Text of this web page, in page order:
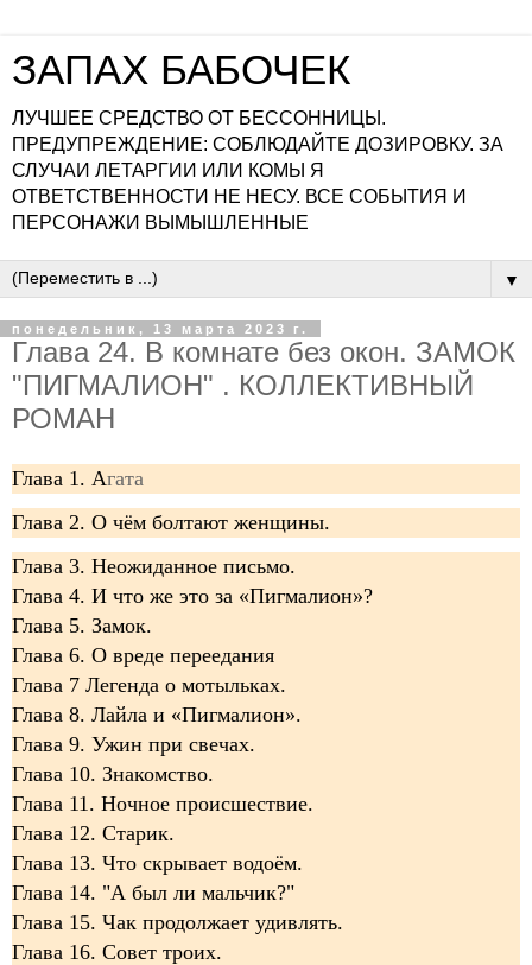
ЗАПАХ БАБОЧЕК
ЛУЧШЕЕ СРЕДСТВО ОТ БЕССОННИЦЫ.
ПРЕДУПРЕЖДЕНИЕ: СОБЛЮДАЙТЕ ДОЗИРОВКУ. ЗА
СЛУЧАИ ЛЕТАРГИИ ИЛИ КОМЫ Я
ОТВЕТСТВЕННОСТИ НЕ НЕСУ. ВСЕ СОБЫТИЯ И
ПЕРСОНАЖИ ВЫМЫШЛЕННЫЕ
▼
понедельник, 13 марта 2023 г.
Глава 24. В комнате без окон. ЗАМОК
"ПИГМАЛИОН" . КОЛЛЕКТИВНЫЙ
РОМАН
Глава 1. Агата
Глава 2. О чём болтают женщины.
Глава 3. Неожиданное письмо.
Глава 4. И что же это за «Пигмалион»?
Глава 5. Замок.
Глава 6. О вреде переедания
Глава 7 Легенда о мотыльках.
Глава 8. Лайла и «Пигмалион».
Глава 9. Ужин при свечах.
Глава 10. Знакомство.
Глава 11. Ночное происшествие.
Глава 12. Старик.
Глава 13. Что скрывает водоём.
Глава 14. "А был ли мальчик?"
Глава 15. Чак продолжает удивлять.
Глава 16. Совет троих.